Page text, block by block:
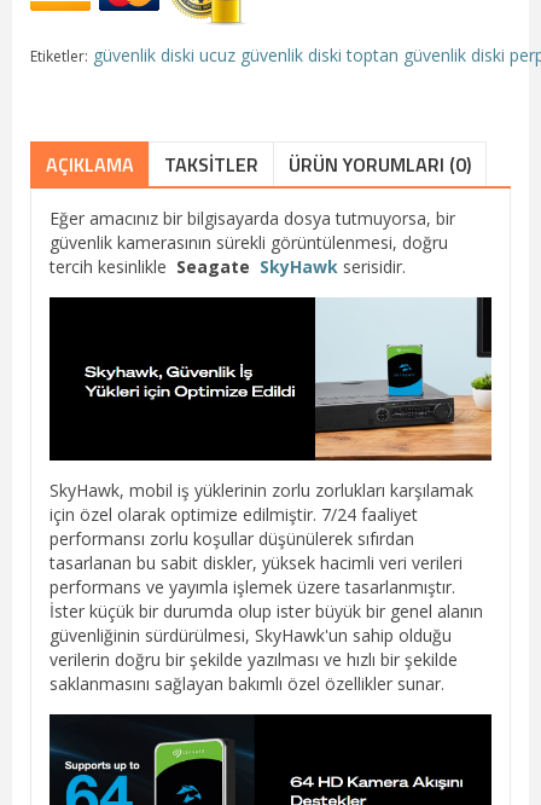
Etiketler: güvenlik diski ucuz güvenlik diski toptan güvenlik diski
AÇIKLAMA TAKSITLER ÜRÜN YORUMLARI (0)
Eğer amacınız bir bilgisayarda dosya tutmuyorsa, bir
güvenlik kamerasının sürekli görüntülenmesi, doğru
tercih kesinlikle Seagate SkyHawk serisidir.
SkyHawk, mobil iş yüklerinin zorlu zorlukları karşılamak
için özel olarak optimize edilmiştir. 7/24 faaliyet
performansı zorlu koşullar düşünülerek sıfırdan
tasarlanan bu sabit diskler, yüksek hacimli veri verileri
performans ve yayımla işlemek üzere tasarlanmıştır.
İster küçük bir durumda olup ister büyük bir genel alanın
güvenliğinin sürdürülmesi, SkyHawk'un sahip olduğu
verilerin doğru bir şekilde yazılması ve hızlı bir şekilde
saklanmasını sağlayan bakımlı özel özellikler sunar.